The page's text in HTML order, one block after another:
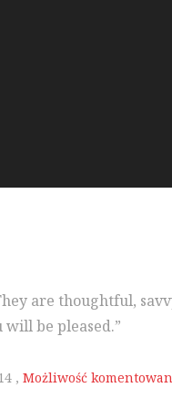
are thoughtful,
be pleased.”
, Możliwość